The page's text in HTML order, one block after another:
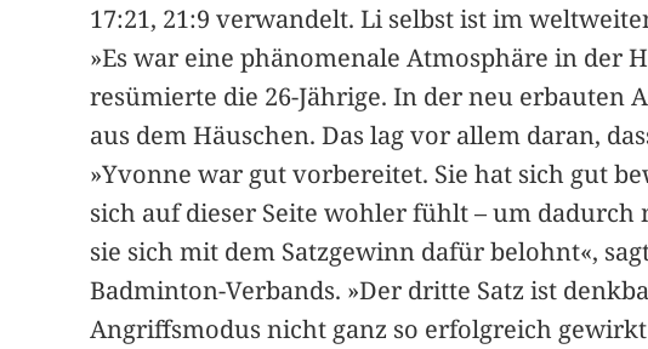
17:21, 21:9 verwandelt. Li selbst ist im
»Es war eine phänomenale Atmosphäre in der
resümierte die 26-Jährige. In der neu erbauten
aus dem Häuschen. Das lag vor allem daran,
»Yvonne war gut vorbereitet. Sie hat sich gut
sich auf dieser Seite wohler fühlt – um
sie sich mit dem Satzgewinn dafür belohnt«,
Badminton-Verbands. »Der dritte Satz ist
Angriffsmodus nicht ganz so erfolgreich